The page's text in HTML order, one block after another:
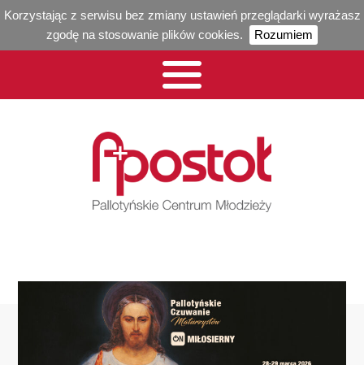
Korzystając z serwisu bez zmiany ustawień przeglądarki wyrażasz
zgodę na stosowanie plików cookies.
Rozumiem